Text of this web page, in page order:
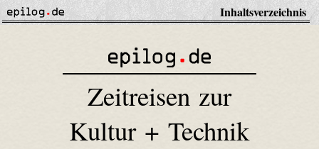
Inhaltsverzeichnis
Zeitreisen zur
Kultur + Technik